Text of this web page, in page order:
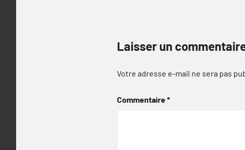
Laisser un
Votre adresse e-mail ne sera pas
Commentaire*